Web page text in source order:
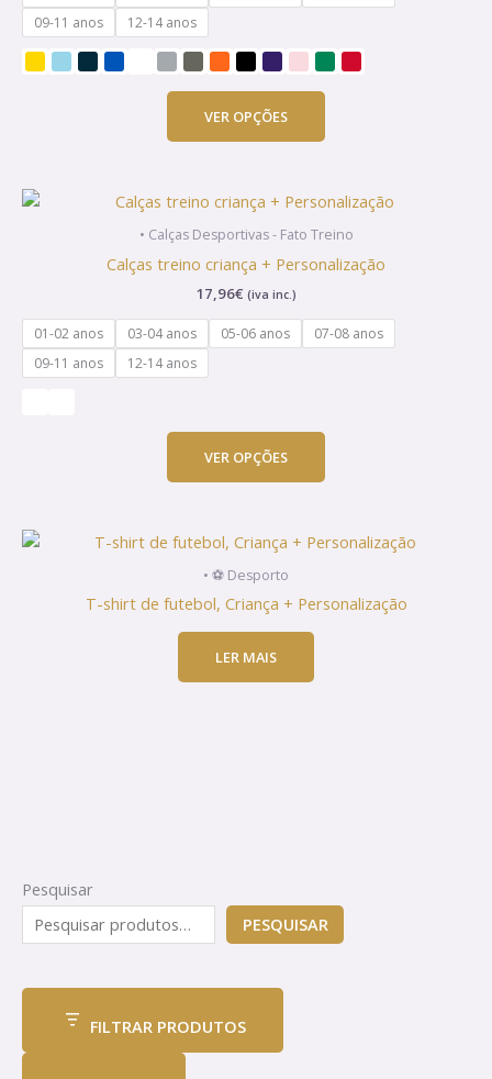
Pesquisar
PESQUISAR
FILTRAR PRODUTOS
09-11 anos
12-14 anos
VER OPÇÕES
options
be
the
• Calças Desportivas - Fato Treino
Calças treino criança + Personalização
17,96€ (iva inc.)
01-02 anos 03-04 anos 05-06 anos
07-08 anos
09-11 anos
12-14 anos
VER OPÇÕES
This
product
multiple
The
options
the
• ⚽ Desporto
T-shirt de futebol, Criança + Personalização
LER MAIS